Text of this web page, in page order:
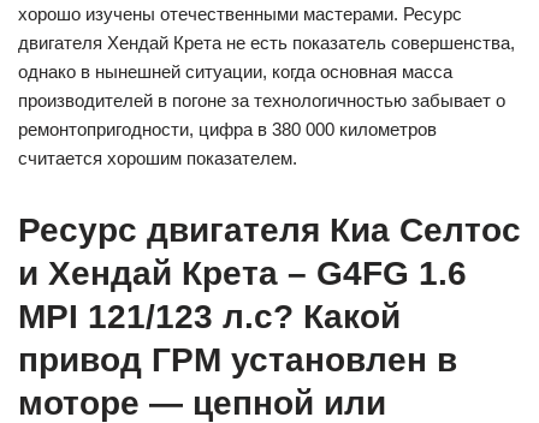
хорошо изучены отечественными мастерами. Ресурс
двигателя Хендай Крета не есть показатель совершенства,
однако в нынешней ситуации, когда основная масса
производителей в погоне за технологичностью забывает о
ремонтопригодности, цифра в 380 000 километров
считается хорошим показателем.
Ресурс двигателя Киа Селтос
и Хендай Крета – G4FG 1.6
MPI 121/123 л.с? Какой
привод ГРМ установлен в
моторе — цепной или